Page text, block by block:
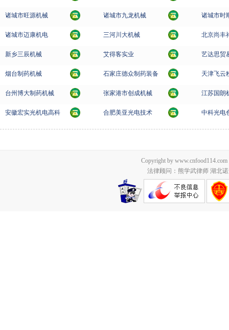
诸城市旺源机械 诸城市九龙机械 诸城市时
诸城市迈康机电 三河川大机械 北京尚丰
新乡三辰机械 艾得客实业 艺达思贸
烟台制药机械 石家庄德众制药装备 天津飞云
台州博大制药机械 张家港市创成机械 江苏国朗
安徽宏实光机电高科 合肥美亚光电技术 中科光电
Copyright by
法律顾问：熊学武律师 湖北